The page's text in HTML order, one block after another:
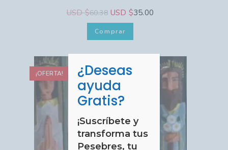
USD $60.38 USD $35.00
Comprar
¡OFERTA!
¿Deseas
ayuda
Gratis?
¡Suscríbete y
transforma tus
Pesebres, tu